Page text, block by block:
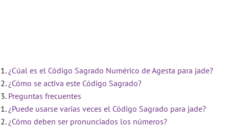
¿Cúal es el Código Sagrado Numérico de Agesta para jade?
¿Cómo se activa este Código Sagrado?
Preguntas frecuentes
¿Puede usarse varias veces el Código Sagrado para jade?
¿Cómo deben ser pronunciados los números?